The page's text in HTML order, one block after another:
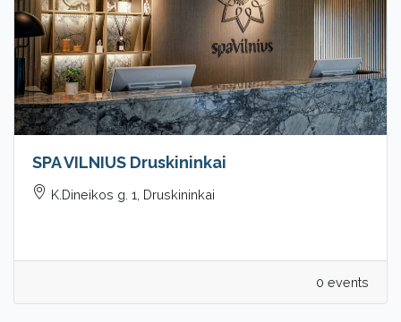
SPA VILNIUS Druskininkai
K.Dineikos g. 1, Druskininkai
0 events